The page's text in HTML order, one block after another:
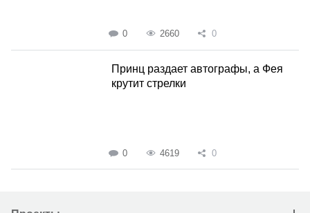
0 2660 0
Принц раздает автографы, а Фея
крутит стрелки
0 4619 0